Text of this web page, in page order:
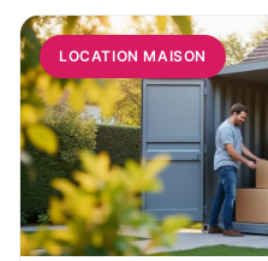
LOCATION MAISON